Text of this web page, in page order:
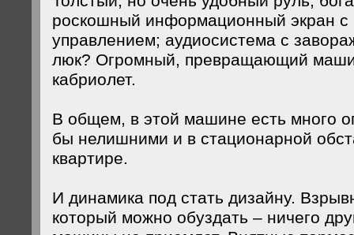
роскошный информационный экран с
управлением; аудиосистема с
люк? Огромный, превращающий
кабриолет.
В общем, в этой машине есть много
бы нелишними и в стационарной
квартире.
И динамика под стать дизайну.
который можно обуздать – ничего